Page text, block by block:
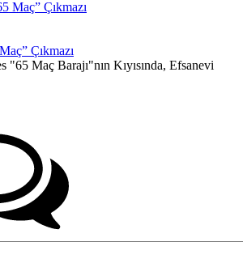
Çıkmazı
"65 Maç Barajı"nın Kıyısında, Efsanevi